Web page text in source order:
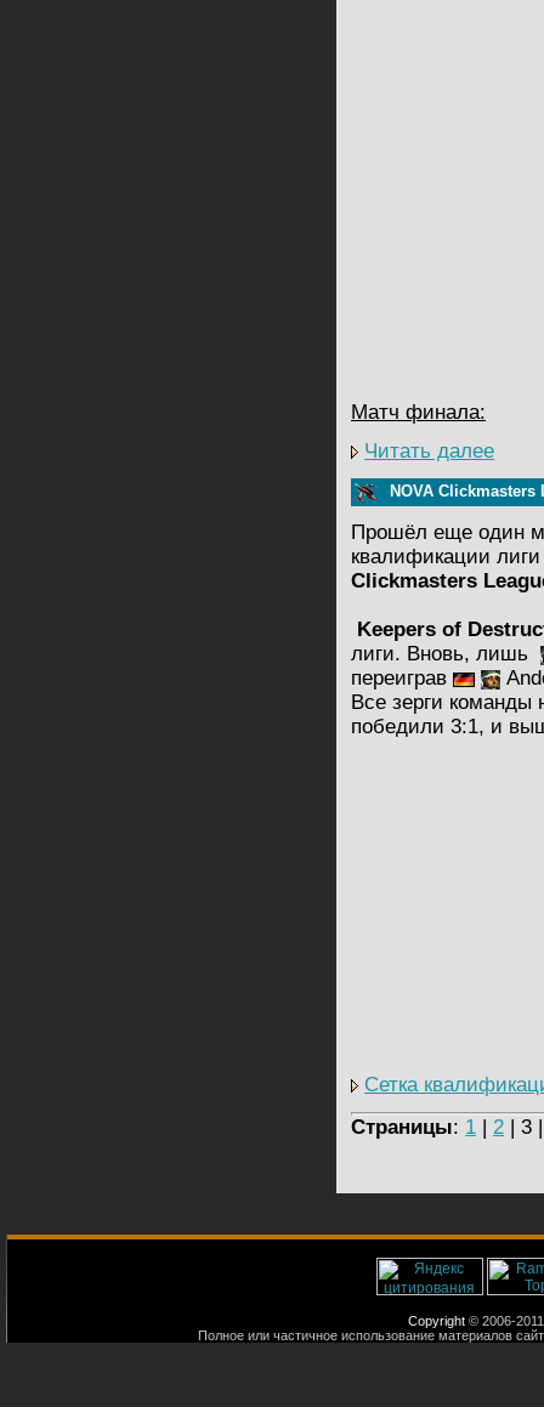
Матч финала:
Читать далее
NOVA
Прошёл еще один
квалификации
Clickmasters
Keepers of
лиги. Вновь, лишь
переиграв
Все зерги команды
победили 3:1, и
Сетка
Страницы: 1 | 2 | 3
Copyright © 2006-
Полное или частичное использование материалов